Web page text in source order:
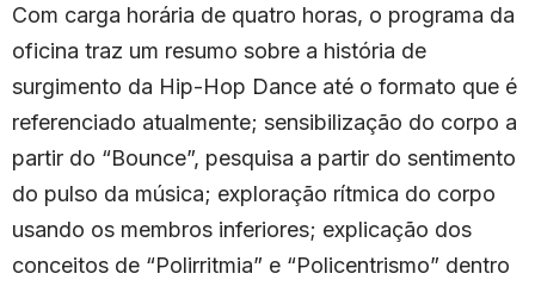
Com carga horária de quatro horas, o programa da
oficina traz um resumo sobre a história de
surgimento da Hip-Hop Dance até o formato que é
referenciado atualmente; sensibilização do corpo a
partir do “Bounce”, pesquisa a partir do sentimento
do pulso da música; exploração rítmica do corpo
usando os membros inferiores; explicação dos
conceitos de “Polirritmia” e “Policentrismo” dentro